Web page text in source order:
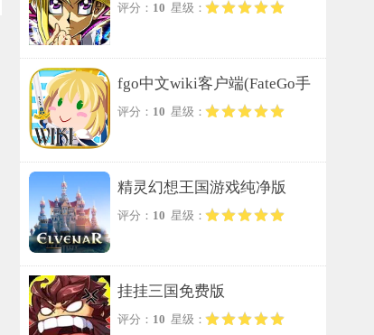
评分： 10 星级：
fgo中文wiki客户端(FateGo手
册)免费版
评分： 10 星级：
精灵幻想王国游戏纯净版
评分： 10 星级：
挂挂三国免费版
评分： 10 星级：